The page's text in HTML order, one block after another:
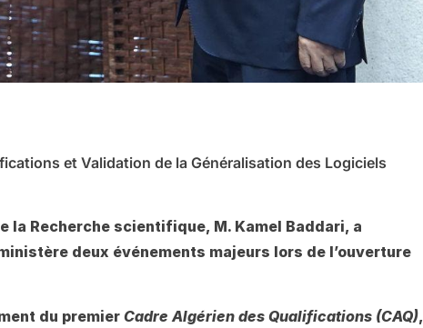
et Validation de la Généralisation des Logiciels
la Recherche scientifique, M. Kamel Baddari, a
deux événements majeurs lors de l’ouverture
du premierCadre Algérien des Qualifications (CAQ),